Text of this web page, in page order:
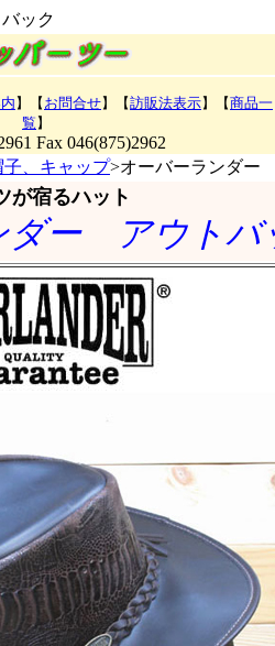
ック
】【 お問合せ】【訪販法表示】 【商品一
覧 】
Fax 046(875)2962
子、キャップ>オーバーランダー
が宿るハット
ダー アウトバ